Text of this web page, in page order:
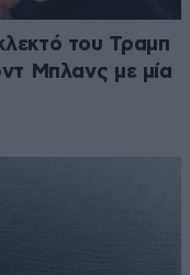
του Τραμπ
Μπλανς με μία